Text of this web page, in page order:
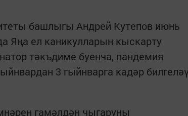
башлыгы Андрей Кутепов июнь
Яңа ел каникулларын кыскарту
тәкъдиме буенча, пандемия
3 гыйнварга кадәр
гамәлдән чыгаруны